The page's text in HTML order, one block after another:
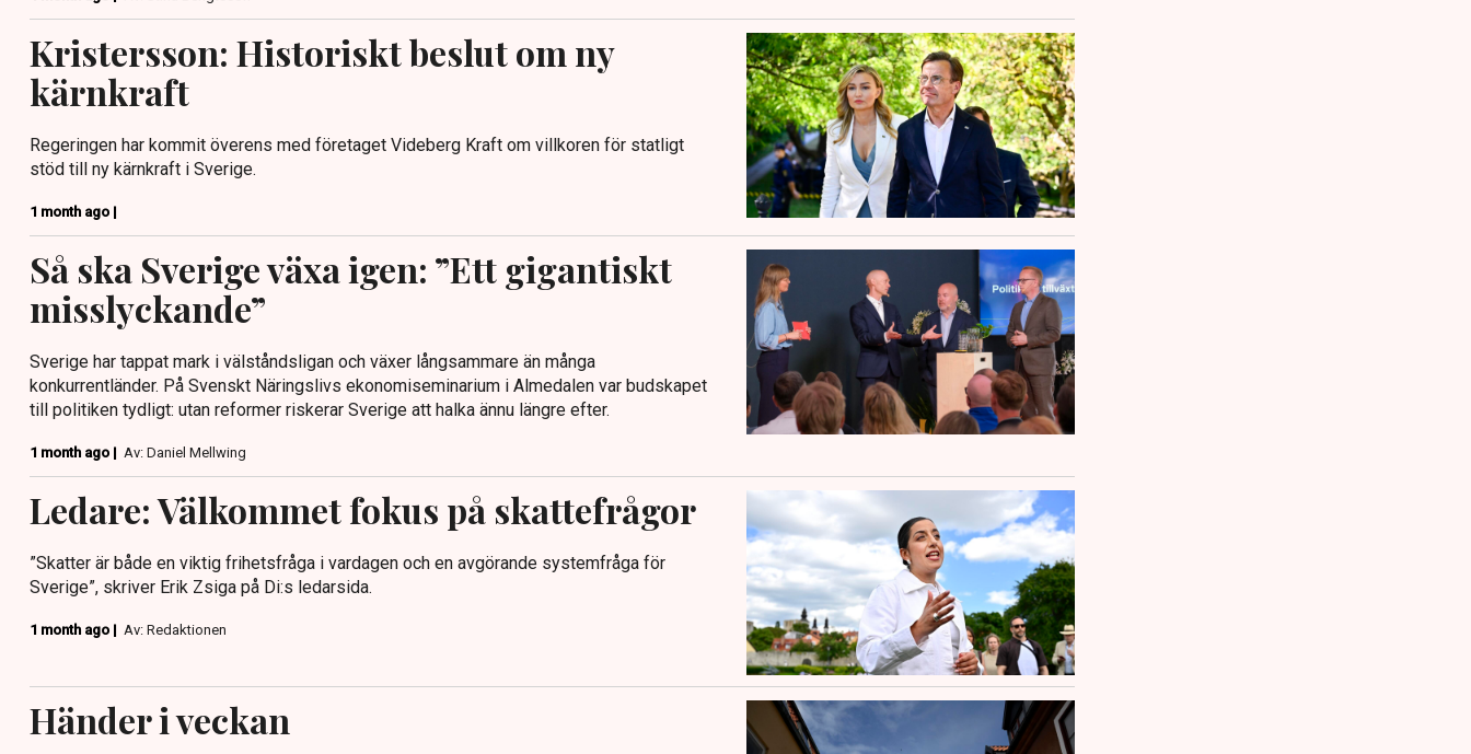
Kristersson: Historiskt beslut om ny
kärnkraft
Regeringen har kommit överens med företaget Videberg Kraft om villkoren för statligt
stöd till ny kärnkraft i Sverige.
1 month ago |
Så ska Sverige växa igen: ”Ett gigantiskt
misslyckande”
Sverige har tappat mark i välståndsligan och växer långsammare än många
konkurrentländer. På Svenskt Näringslivs ekonomiseminarium i Almedalen var budskapet
till politiken tydligt: utan reformer riskerar Sverige att halka ännu längre efter.
1 month ago | Av: Daniel Mellwing
Ledare: Välkommet fokus på skattefrågor
”Skatter är både en viktig frihetsfråga i vardagen och en avgörande systemfråga för
Sverige”, skriver Erik Zsiga på Di:s ledarsida.
1 month ago | Av: Redaktionen
Händer i veckan